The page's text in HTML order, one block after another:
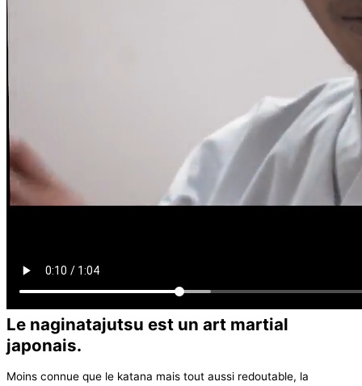
Le naginatajutsu est un art martial
japonais.
Moins connue que le katana mais tout aussi redoutable, la